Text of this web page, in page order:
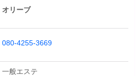
オリーブ
080-4255-3669
一般エステ